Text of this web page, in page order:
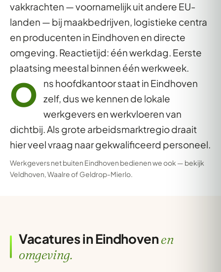
vakkrachten — voornamelijk uit andere EU-
landen — bij maakbedrijven, logistieke centra
en producenten in Eindhoven en directe
omgeving. Reactietijd: één werkdag. Eerste
plaatsing meestal binnen één werkweek.
O
ns hoofdkantoor staat in Eindhoven
zelf, dus we kennen de lokale
werkgevers en werkvloeren van
dichtbij. Als grote arbeidsmarktregio draait
hier veel vraag naar gekwalificeerd personeel.
Werkgevers net buiten Eindhoven bedienen we ook — bekijk
Veldhoven,Waalreof Geldrop-Mierlo.
Vacatures in Eindhovenen
omgeving.